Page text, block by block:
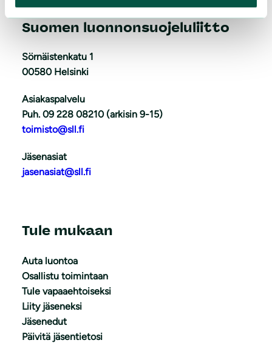
Suomen luonnonsuojeluliitto
Sörnäistenkatu 1
00580 Helsinki
Asiakaspalvelu
Puh. 09 228 08210 (arkisin 9-15)
toimisto@sll.fi
Jäsenasiat
jasenasiat@sll.fi
Tule mukaan
Auta luontoa
Osallistu toimintaan
Tule vapaaehtoiseksi
Liity jäseneksi
Jäsenedut
Päivitä jäsentietosi